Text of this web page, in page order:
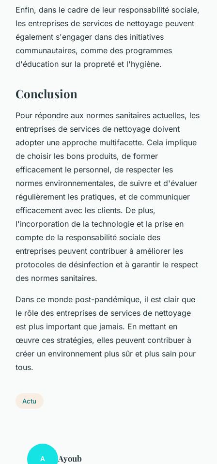
Enfin, dans le cadre de leur responsabilité sociale,
les entreprises de services de nettoyage peuvent
également s'engager dans des initiatives
communautaires, comme des programmes
d'éducation sur la propreté et l'hygiène.
Conclusion
Pour répondre aux normes sanitaires actuelles, les
entreprises de services de nettoyage doivent
adopter une approche multifacette. Cela implique
de choisir les bons produits, de former
efficacement le personnel, de respecter les
normes environnementales, de suivre et d'évaluer
régulièrement les pratiques, et de communiquer
efficacement avec les clients. De plus,
l'incorporation de la technologie et la prise en
compte de la responsabilité sociale des
entreprises peuvent contribuer à améliorer les
protocoles de désinfection et à garantir le respect
des normes sanitaires.
Dans ce monde post-pandémique, il est clair que
le rôle des entreprises de services de nettoyage
est plus important que jamais. En mettant en
œuvre ces stratégies, elles peuvent contribuer à
créer un environnement plus sûr et plus sain pour
tous.
Actu
A Ayoub